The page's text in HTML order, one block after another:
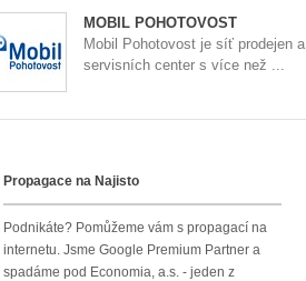
MOBIL POHOTOVOST
Mobil Pohotovost je síť prodejen a
servisních center s více než ...
Najisto
Propagace na Najisto
Podnikáte? Pomůžeme vám s propagací na
internetu. Jsme Google Premium Partner a
spadáme pod Economia, a.s. - jeden z